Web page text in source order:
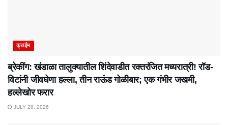
क्राईम
ब्रेकींग: खंडाळा तालुक्यातील शिंदेवाडीत रक्तरंजित मध्यरात्री! रॉड-
विटांनी जीवघेणा हल्ला, तीन राऊंड गोळीबार; एक गंभीर जखमी,
हल्लेखोर फरार
JULY 28, 2026